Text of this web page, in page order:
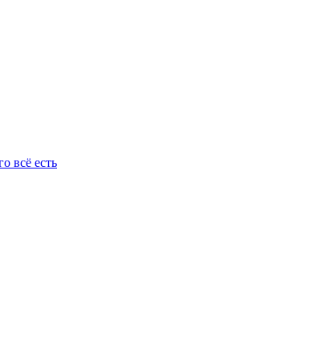
всё есть